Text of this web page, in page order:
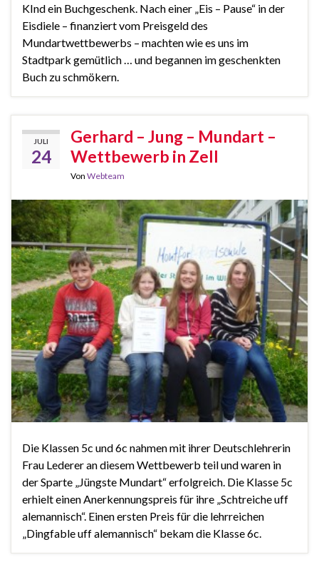
KInd ein Buchgeschenk. Nach einer „Eis – Pause“ in der
Eisdiele – finanziert vom Preisgeld des
Mundartwettbewerbs – machten wie es uns im
Stadtpark gemütlich … und begannen im geschenkten
Buch zu schmökern.
JULI
24
Gerhard – Jung – Mundart –
Wettbewerb in Zell
Von Webteam
Die Klassen 5c und 6c nahmen mit ihrer Deutschlehrerin
Frau Lederer an diesem Wettbewerb teil und waren in
der Sparte „Jüngste Mundart“ erfolgreich. Die Klasse 5c
erhielt einen Anerkennungspreis für ihre „Schtreiche uff
alemannisch“. Einen ersten Preis für die lehrreichen
„Dingfable uff alemannisch“ bekam die Klasse 6c.